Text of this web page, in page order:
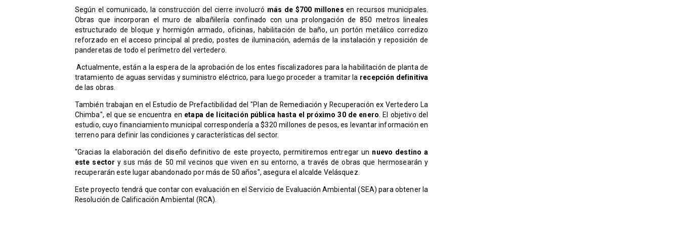
Según el comunicado, la construcción del cierre involucró más de $700 millones en recursos municipales.
Obras que incorporan el muro de albañilería confinado con una prolongación de 850 metros lineales
estructurado de bloque y hormigón armado, oficinas, habilitación de baño, un portón metálico corredizo
reforzado en el acceso principal al predio, postes de iluminación, además de la instalación y reposición de
panderetas de todo el perímetro del vertedero.
Actualmente, están a la espera de la aprobación de los entes fiscalizadores para la habilitación de planta de
tratamiento de aguas servidas y suministro eléctrico, para luego proceder a tramitar la recepción definitiva
de las obras.
También trabajan en el Estudio de Prefactibilidad del "Plan de Remediación y Recuperación ex Vertedero La
Chimba", el que se encuentra en etapa de licitación pública hasta el próximo 30 de enero . El objetivo del
estudio, cuyo financiamiento municipal correspondería a $320 millones de pesos, es levantar información en
terreno para definir las condiciones y características del sector.
"Gracias la elaboración del diseño definitivo de este proyecto, permitiremos entregar un nuevo destino a
este sectory sus más de 50 mil vecinos que viven en su entorno, a través de obras que hermosearán y
recuperarán este lugar abandonado por más de 50 años", asegura el alcalde Velásquez.
Este proyecto tendrá que contar con evaluación en el Servicio de Evaluación Ambiental (SEA) para obtener la
Resolución de Calificación Ambiental (RCA).